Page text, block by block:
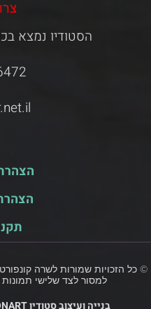
הסטודיו נמצא
© כל הזכויות שמורות לשרה
למסור לצד שלישי